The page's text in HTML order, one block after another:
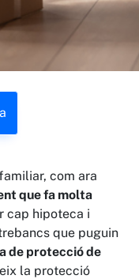
com ara
que fa molta
cap hipoteca i
que puguin
de protecció de
la protecció